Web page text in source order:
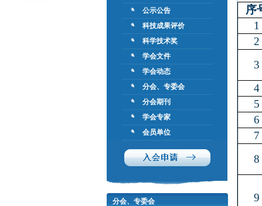
公示公告
科技成果评价
科学技术奖
学会文件
学会动态
分会、专委会
分会期刊
学会专家
会员单位
分会、专委会
序
1
2
3
4
5
6
7
8
9